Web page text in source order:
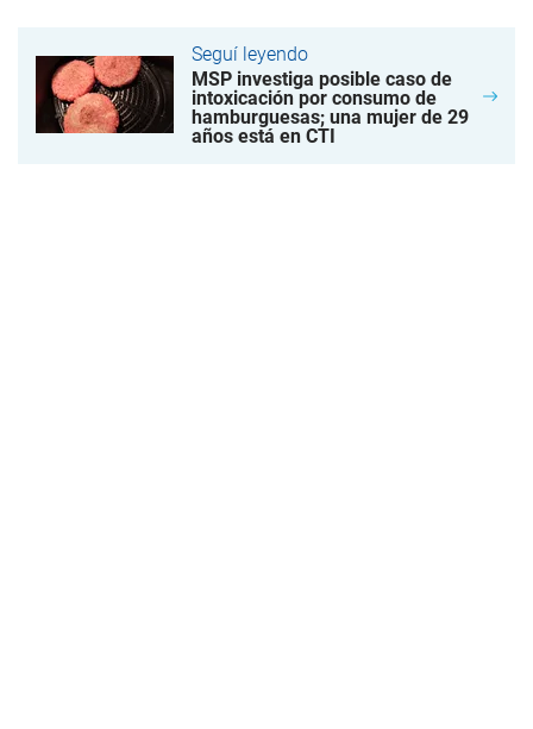
Seguí leyendo
MSP investiga posible caso de
intoxicación por consumo de
hamburguesas; una mujer de 29
años está en CTI